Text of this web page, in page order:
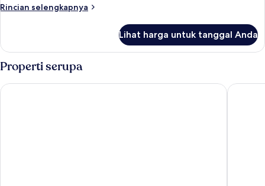
Rincian selengkapnya
Rincian
Kamar
Lihat harga untuk tanggal Anda
Properti serupa
Alidian Bay Suites Leros Marilen